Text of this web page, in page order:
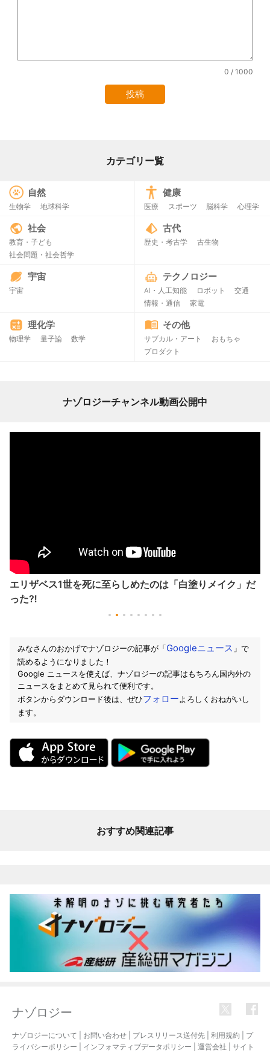
0 / 1000
カテゴリー覧
自然
生物学 地球科学
健康
医療 スポーツ 脳科学 心理学
社会
教育・子ども
社会問題・社会哲学
古代
歴史・考古学 古生物
宇宙
宇宙
テクノロジー
AI・人工知能 ロボット
交通
情報・通信
家電
理化学
物理学 量子論 数学
その他
サブカル・アート
おもちゃ
プロダクト
ナゾロジーチャンネル動画公開中
エリザベス1世を死に至らしめたのは「白塗りメイク」だ
った⁈
みなさんのおかげでナゾロジーの記事が「Googleニュース 」で
読めるようになりました！
Google ニュースを使えば、ナゾロジーの記事はもちろん国内外の
ニュースをまとめて見られて便利です。
ボタンからダウンロード後は、ぜひフォローよろしくおねがいし
ます。
おすすめ関連記事
ナゾロジー
ナゾロジーについて お問い合わせ プレスリリース送付先 利用規約
プ
ライバシーポリシー
インフォマティブデータポリシー 運営会社 サイト